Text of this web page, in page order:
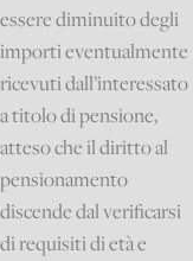
essere diminuito degli
importi eventualmente
ricevuti dall’interessato
a titolo di pensione,
atteso che il diritto al
pensionamento
discende dal verificarsi
di requisiti di età e